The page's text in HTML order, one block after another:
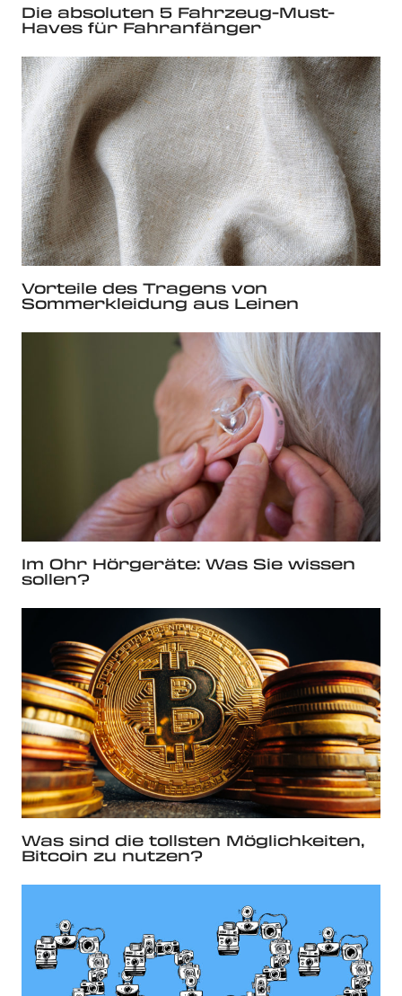
Die absoluten 5 Fahrzeug-Must-
Haves für Fahranfänger
Vorteile des Tragens von
Sommerkleidung aus Leinen
Im Ohr Hörgeräte: Was Sie wissen
sollen?
Was sind die tollsten Möglichkeiten,
Bitcoin zu nutzen?